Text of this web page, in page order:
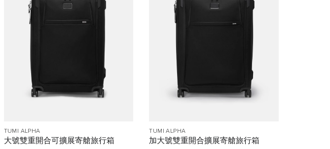
TUMI ALPHA
大號雙重開合可擴展寄艙旅行箱
TUMI ALPHA
加大號雙重開合擴展寄艙旅行箱